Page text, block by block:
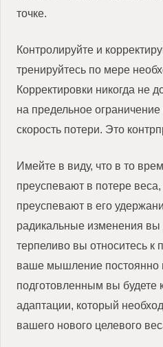
точке.
Контролируйте и
тренируйтесь по мере
Корректировки никогда не
на предельное
скорость потери. Это
Имейте в виду, что в то
преуспевают в потере
преуспевают в его
радикальные изменения вы
терпеливо вы относитесь к
ваше мышление постоянно
подготовленным вы будете
адаптации, который
вашего нового целевого